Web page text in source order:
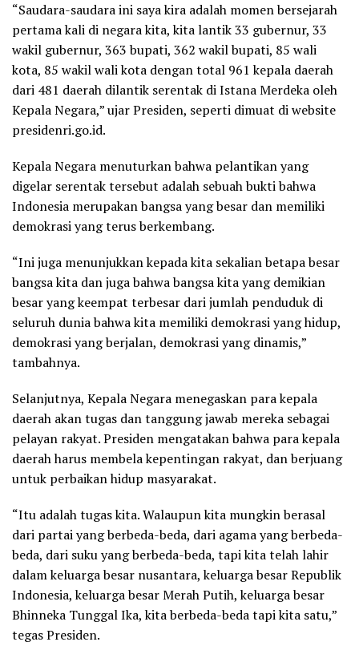
“Saudara-saudara ini saya kira adalah momen bersejarah
pertama kali di negara kita, kita lantik 33 gubernur, 33
wakil gubernur, 363 bupati, 362 wakil bupati, 85 wali
kota, 85 wakil wali kota dengan total 961 kepala daerah
dari 481 daerah dilantik serentak di Istana Merdeka oleh
Kepala Negara,” ujar Presiden, seperti dimuat di website
presidenri.go.id.
Kepala Negara menuturkan bahwa pelantikan yang
digelar serentak tersebut adalah sebuah bukti bahwa
Indonesia merupakan bangsa yang besar dan memiliki
demokrasi yang terus berkembang.
“Ini juga menunjukkan kepada kita sekalian betapa besar
bangsa kita dan juga bahwa bangsa kita yang demikian
besar yang keempat terbesar dari jumlah penduduk di
seluruh dunia bahwa kita memiliki demokrasi yang hidup,
demokrasi yang berjalan, demokrasi yang dinamis,”
tambahnya.
Selanjutnya, Kepala Negara menegaskan para kepala
daerah akan tugas dan tanggung jawab mereka sebagai
pelayan rakyat. Presiden mengatakan bahwa para kepala
daerah harus membela kepentingan rakyat, dan berjuang
untuk perbaikan hidup masyarakat.
“Itu adalah tugas kita. Walaupun kita mungkin berasal
dari partai yang berbeda-beda, dari agama yang berbeda-
beda, dari suku yang berbeda-beda, tapi kita telah lahir
dalam keluarga besar nusantara, keluarga besar Republik
Indonesia, keluarga besar Merah Putih, keluarga besar
Bhinneka Tunggal Ika, kita berbeda-beda tapi kita satu,”
tegas Presiden.